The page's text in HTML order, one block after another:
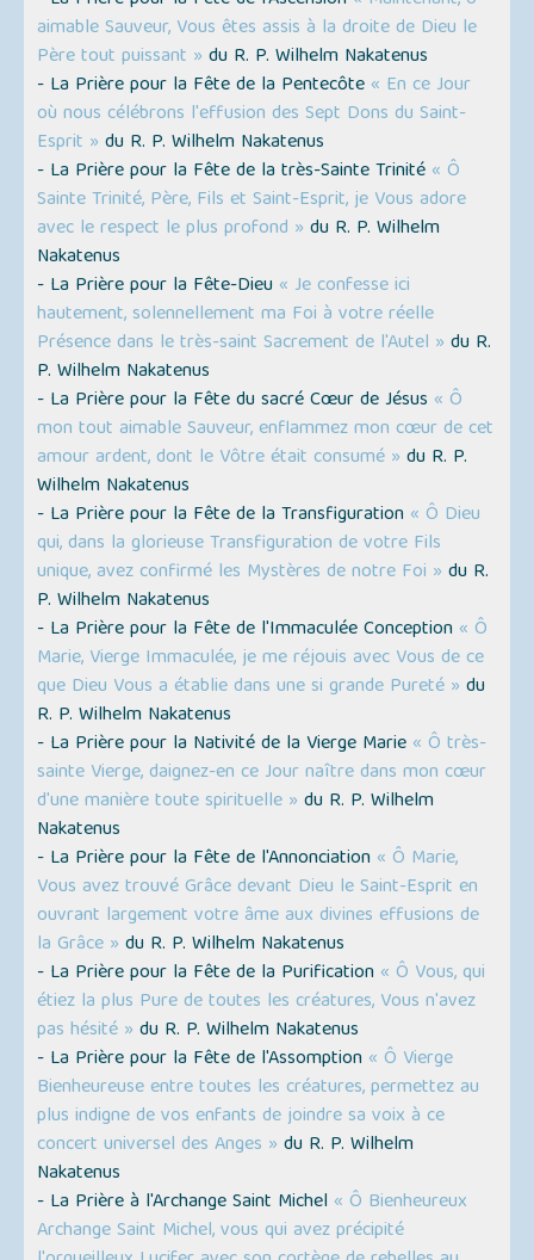
aimable Sauveur, Vous êtes assis à la droite de Dieu le
Père tout puissant » du R. P. Wilhelm Nakatenus
- La Prière pour la Fête de la Pentecôte « En ce Jour
où nous célébrons l'effusion des Sept Dons du Saint-
Esprit » du R. P. Wilhelm Nakatenus
- La Prière pour la Fête de la très-Sainte Trinité « Ô
Sainte Trinité, Père, Fils et Saint-Esprit, je Vous adore
avec le respect le plus profond » du R. P. Wilhelm
Nakatenus
- La Prière pour la Fête-Dieu « Je confesse ici
hautement, solennellement ma Foi à votre réelle
Présence dans le très-saint Sacrement de l'Autel » du R.
P. Wilhelm Nakatenus
- La Prière pour la Fête du sacré Cœur de Jésus « Ô
mon tout aimable Sauveur, enflammez mon cœur de cet
amour ardent, dont le Vôtre était consumé » du R. P.
Wilhelm Nakatenus
- La Prière pour la Fête de la Transfiguration « Ô Dieu
qui, dans la glorieuse Transfiguration de votre Fils
unique, avez confirmé les Mystères de notre Foi » du R.
P. Wilhelm Nakatenus
- La Prière pour la Fête de l'Immaculée Conception « Ô
Marie, Vierge Immaculée, je me réjouis avec Vous de ce
que Dieu Vous a établie dans une si grande Pureté » du
R. P. Wilhelm Nakatenus
- La Prière pour la Nativité de la Vierge Marie « Ô très-
sainte Vierge, daignez-en ce Jour naître dans mon cœur
d'une manière toute spirituelle » du R. P. Wilhelm
Nakatenus
- La Prière pour la Fête de l'Annonciation « Ô Marie,
Vous avez trouvé Grâce devant Dieu le Saint-Esprit en
ouvrant largement votre âme aux divines effusions de
la Grâce » du R. P. Wilhelm Nakatenus
- La Prière pour la Fête de la Purification « Ô Vous, qui
étiez la plus Pure de toutes les créatures, Vous n'avez
pas hésité » du R. P. Wilhelm Nakatenus
- La Prière pour la Fête de l'Assomption « Ô Vierge
Bienheureuse entre toutes les créatures, permettez au
plus indigne de vos enfants de joindre sa voix à ce
concert universel des Anges » du R. P. Wilhelm
Nakatenus
- La Prière à l'Archange Saint Michel « Ô Bienheureux
Archange Saint Michel, vous qui avez précipité